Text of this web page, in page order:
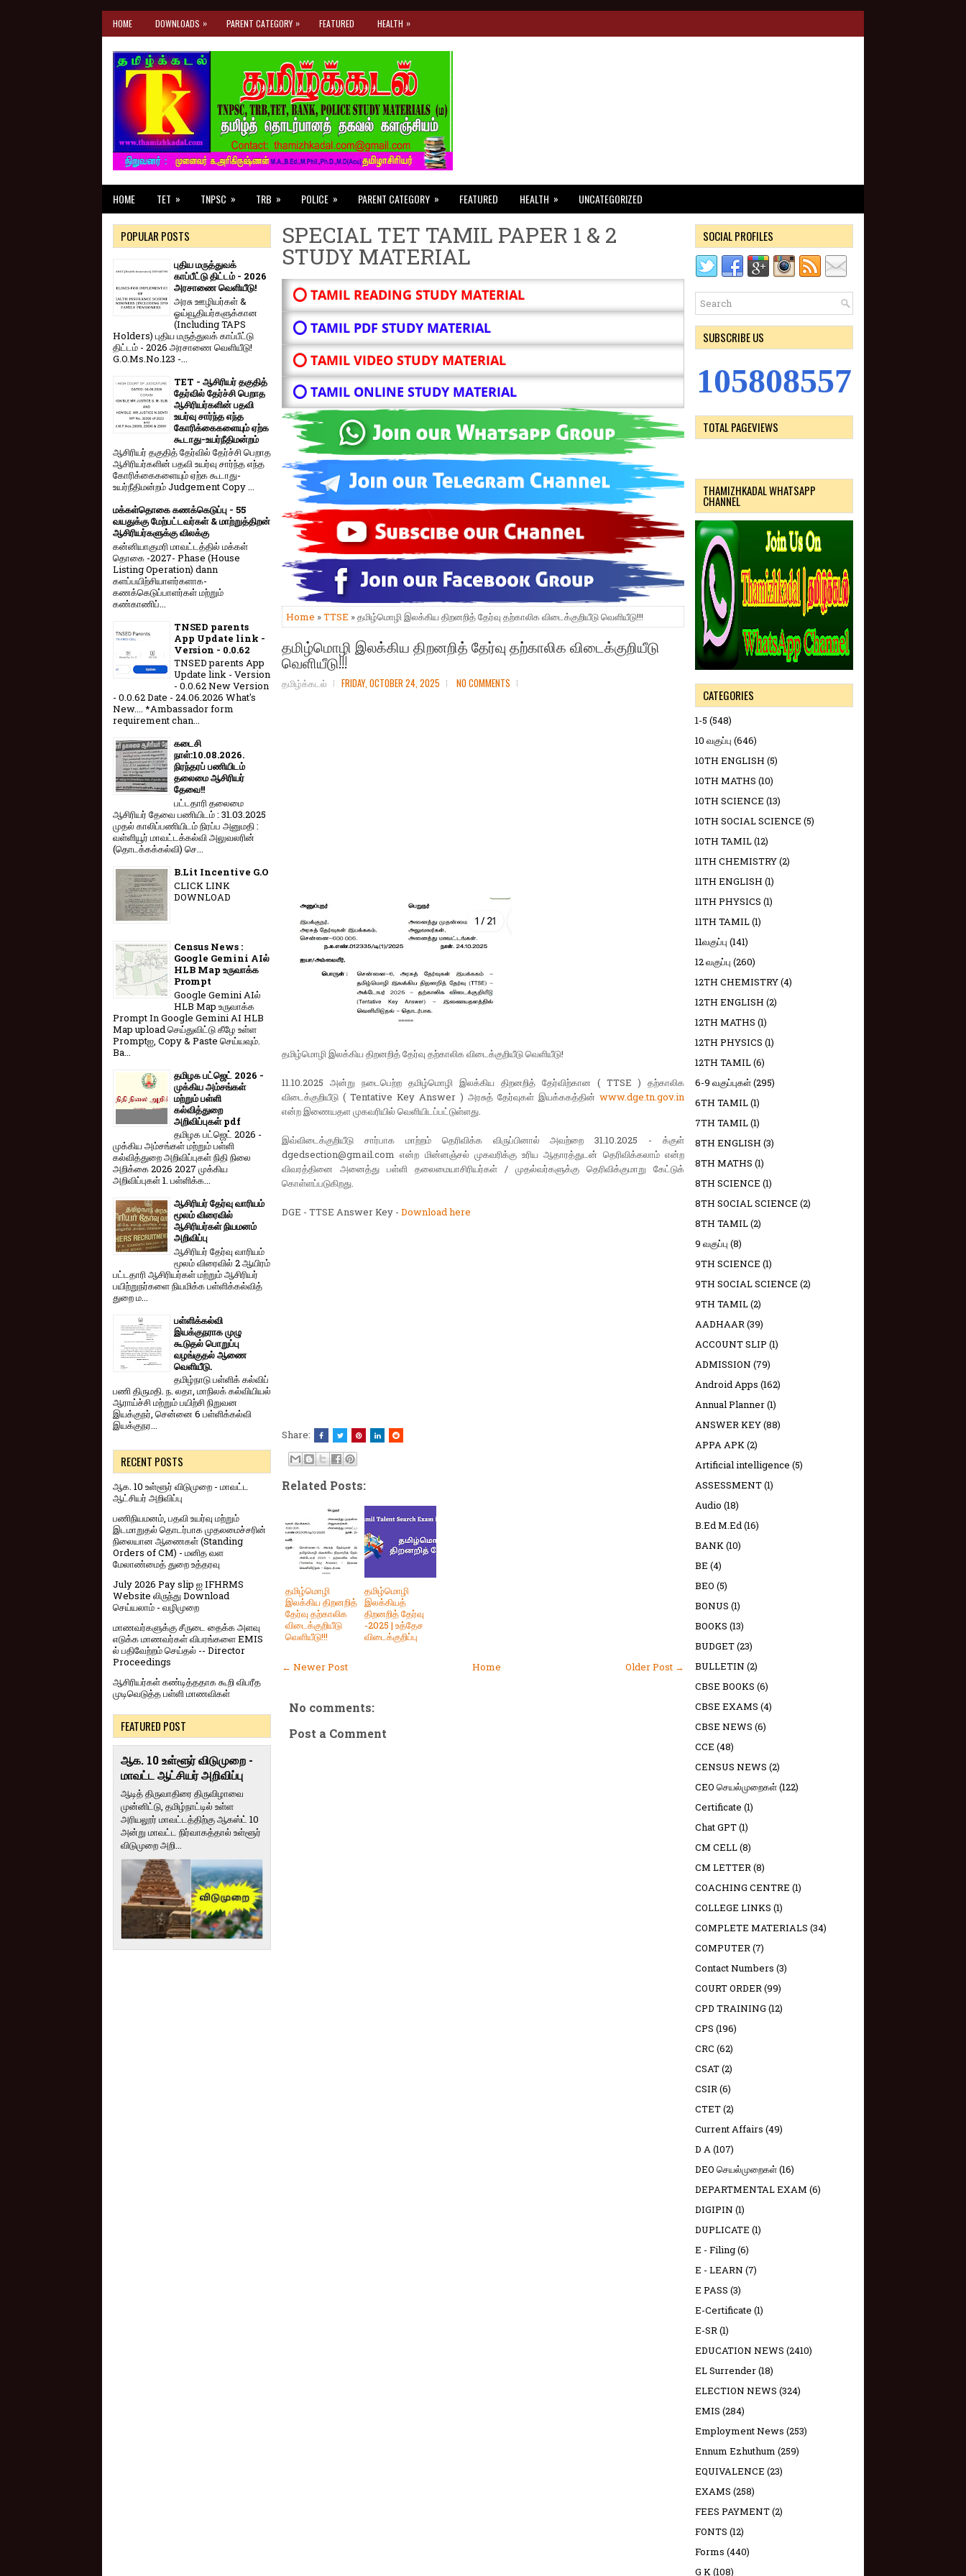
HOME DOWNLOADS » PARENT CATEGORY » FEATURED HEALTH »
HOME TET » TNPSC » TRB » POLICE » PARENT CATEGORY » FEATURED HEALTH » UNCATEGORIZED
SPECIAL TET TAMIL PAPER 1 & 2
STUDY MATERIAL
⭕ TAMIL READING STUDY MATERIAL
⭕ TAMIL PDF STUDY MATERIAL
⭕ TAMIL VIDEO STUDY MATERIAL
⭕ TAMIL ONLINE STUDY MATERIAL
Home »TTSE » தமிழ்மொழி இலக்கிய திறனறித் தேர்வு தற்காலிக விடைக்குறியீடு வெளியீடு!!!
தமிழ்மொழி இலக்கிய திறனறித் தேர்வு தற்காலிக விடைக்குறியீடு
வெளியீடு!!!
தமிழ்க்கடல் FRIDAY, OCTOBER 24, 2025 NO COMMENTS
தமிழ்மொழி இலக்கிய திறனறித் தேர்வு தற்காலிக விடைக்குறியீடு வெளியீடு!
11.10.2025 அன்று நடைபெற்ற தமிழ்மொழி இலக்கிய திறனறித் தேர்விற்கான ( TTSE ) தற்காலிக
விடைக்குறியீடு ( Tentative Key Answer ) அரசுத் தேர்வுகள் இயக்ககத்தின் www.dge.tn.gov.in
என்ற இணையதள முகவரியில் வெளியிடப்பட்டுள்ளது.
இவ்விடைக்குறியீடு சார்பாக மாற்றம் தெரிவிக்க விருப்பினால் அவற்றை 31.10.2025 - க்குள்
dgedsection@gmail.com என்ற மின்னஞ்சல் முகவரிக்கு உரிய ஆதாரத்துடன் தெரிவிக்கலாம் என்ற
விவரத்தினை அனைத்து பள்ளி தலைமையாசிரியர்கள் / முதல்வர்களுக்கு தெரிவிக்குமாறு கேட்டுக்
கொள்ளப்படுகிறது.
DGE - TTSE Answer Key - Download here
Share:
Related Posts:
தமிழ்மொழி
இலக்கிய திறனறித்
தேர்வு தற்காலிக
விடைக்குறியீடு
வெளியீடு!!!
தமிழ்மொழி
இலக்கியத்
திறனறித் தேர்வு
-2025 | உத்தேச
விடைக்குறிப்பு
← Newer Post Older Post →
Home
No comments:
Post a Comment
POPULAR POSTS
புதிய மருத்துவக்
காப்பீட்டு திட்டம் - 2026
அரசாணை வெளியீடு!
அரசு ஊழியர்கள் &
ஓய்வூதியர்களுக்கான
(Including TAPS
Holders) புதிய மருத்துவக் காப்பீட்டு
திட்டம் - 2026 அரசாணை வெளியீடு!
G.O.Ms.No.123 -...
TET - ஆசிரியர் தகுதித்
தேர்வில் தேர்ச்சி பெறாத
ஆசிரியர்களின் பதவி
உயர்வு சார்ந்த எந்த
கோரிக்கைகளையும் ஏற்க
கூடாது-உயர்நீதிமன்றம்
ஆசிரியர் தகுதித் தேர்வில் தேர்ச்சி பெறாத
ஆசிரியர்களின் பதவி உயர்வு சார்ந்த எந்த
கோரிக்கைகளையும் ஏற்க கூடாது-
உயர்நீதிமன்றம் Judgement Copy ...
மக்கள்தொகை கணக்கெடுப்பு - 55
வயதுக்கு மேற்பட்டவர்கள் & மாற்றுத்திறன்
ஆசிரியர்களுக்கு விலக்கு
கன்னியாகுமரி மாவட்டத்தில் மக்கள்
தொகை -2027- Phase (House
Listing Operation) dann
களப்பயிற்சியாளர்களாக-
கணக்கெடுப்பாளர்கள் மற்றும்
கண்காணிப்...
TNSED parents
App Update link -
Version - 0.0.62
TNSED parents App
Update link - Version
- 0.0.62 New Version
- 0.0.62 Date - 24.06.2026 What's
New.... *Ambassador form
requirement chan...
கடைசி
நாள்:10.08.2026.
நிரந்தரப் பணியிடம்
தலைமை ஆசிரியர்
தேவை!!
பட்டதாரி தலைமை
ஆசிரியர் தேவை பணியிடம் : 31.03.2025
முதல் காலிப்பணியிடம் நிரப்ப அனுமதி :
வள்ளியூர் மாவட்டக்கல்வி அலுவலரின்
(தொடக்கக்கல்வி) செ...
B.Lit Incentive G.O
CLICK LINK
DOWNLOAD
Census News :
Google Gemini AIல்
HLB Map உருவாக்க
Prompt
Google Gemini AIல்
HLB Map உருவாக்க
Prompt In Google Gemini AI HLB
Map upload செய்துவிட்டு கீழே உள்ள
Promptஐ, Copy & Paste செய்யவும்.
Ba...
தமிழக பட்ஜெட் 2026 -
முக்கிய அம்சங்கள்
மற்றும் பள்ளி
கல்வித்துறை
அறிவிப்புகள் pdf
தமிழக பட்ஜெட் 2026 -
முக்கிய அம்சங்கள் மற்றும் பள்ளி
கல்வித்துறை அறிவிப்புகள் நிதி நிலை
அறிக்கை 2026 2027 முக்கிய
அறிவிப்புகள் 1. பள்ளிக்க...
ஆசிரியர் தேர்வு வாரியம்
மூலம் விரைவில்
ஆசிரியர்கள் நியமனம்
அறிவிப்பு
ஆசிரியர் தேர்வு வாரி​யம்
மூலம் விரை​வில் 2 ஆயிரம்
பட்​ட​தாரி ஆசிரியர்​கள் மற்​றும் ஆசிரியர்
பயிற்றுநர்​களை நியமிக்க பள்​ளிக்​கல்​வித்​
துறை ம...
பள்ளிக்கல்வி
இயக்குநராக முழு
கூடுதல் பொறுப்பு
வழங்குதல் ஆணை
வெளியீடு.
தமிழ்நாடு பள்ளிக் கல்விப்
பணி திருமதி. ந. லதா, மாநிலக் கல்வியியல்
ஆராய்ச்சி மற்றும் பயிற்சி நிறுவன
இயக்குநர், சென்னை 6 பள்ளிக்கல்வி
இயக்குநர...
RECENT POSTS
ஆக. 10 உள்ளூர் விடுமுறை - மாவட்ட
ஆட்சியர் அறிவிப்பு
பணிநியமனம், பதவி உயர்வு மற்றும்
இடமாறுதல் தொடர்பாக முதலமைச்சரின்
நிலையான ஆணைகள் (Standing
Orders of CM) - மனித வள
மேலாண்மைத் துறை உத்தரவு
July 2026 Pay slip ஐ IFHRMS
Website லிருந்து Download
செய்யலாம் - வழிமுறை
மாணவர்களுக்கு சீருடை தைக்க அளவு
எடுக்க மாணவர்கள் விபரங்களை EMIS
ல் பதிவேற்றம் செய்தல் -- Director
Proceedings
ஆசிரியர்கள் கண்டித்ததாக கூறி விபரீத
முடிவெடுத்த பள்ளி மாணவிகள்
FEATURED POST
ஆக. 10 உள்ளூர் விடுமுறை -
மாவட்ட ஆட்சியர் அறிவிப்பு
ஆடித் திருவாதிரை திருவிழாவை
முன்னிட்டு, தமிழ்நாட்டில் உள்ள
அரியலூர் மாவட்டத்திற்கு ஆகஸ்ட் 10
அன்று மாவட்ட நிர்வாகத்தால் உள்ளூர்
விடுமுறை அறி...
SOCIAL PROFILES
SUBSCRIBE US
105808557
TOTAL PAGEVIEWS
THAMIZHKADAL WHATSAPP
CHANNEL
CATEGORIES
1-5 (548)
10 வகுப்பு (646)
10TH ENGLISH (5)
10TH MATHS (10)
10TH SCIENCE (13)
10TH SOCIAL SCIENCE (5)
10TH TAMIL(12)
11TH CHEMISTRY(2)
11TH ENGLISH (1)
11TH PHYSICS (1)
11TH TAMIL(1)
11வகுப்பு (141)
12 வகுப்பு (260)
12TH CHEMISTRY(4)
12TH ENGLISH (2)
12TH MATHS (1)
12TH PHYSICS (1)
12TH TAMIL(6)
6-9 வகுப்புகள்(295)
6TH TAMIL(1)
7TH TAMIL(1)
8TH ENGLISH (3)
8TH MATHS (1)
8TH SCIENCE (1)
8TH SOCIAL SCIENCE (2)
8TH TAMIL(2)
9 வகுப்பு (8)
9TH SCIENCE (1)
9TH SOCIAL SCIENCE (2)
9TH TAMIL(2)
AADHAAR(39)
ACCOUNT SLIP (1)
ADMISSION (79)
Android Apps (162)
Annual Planner(1)
ANSWER KEY(88)
APPA APK(2)
Artificial intelligence (5)
ASSESSMENT(1)
Audio (18)
B.Ed M.Ed(16)
BANK(10)
BE (4)
BEO (5)
BONUS (1)
BOOKS (13)
BUDGET(23)
BULLETIN (2)
CBSE BOOKS (6)
CBSE EXAMS (4)
CBSE NEWS (6)
CCE (48)
CENSUS NEWS (2)
CEO செயல்முறைகள்(122)
Certificate (1)
Chat GPT(1)
CM CELL(8)
CM LETTER(8)
COACHING CENTRE (1)
COLLEGE LINKS (1)
COMPLETE MATERIALS (34)
COMPUTER(7)
Contact Numbers (3)
COURT ORDER(99)
CPD TRAINING (12)
CPS (196)
CRC (62)
CSAT(2)
CSIR(6)
CTET(2)
Current Affairs (49)
D A(107)
DEO செயல்முறைகள்(16)
DEPARTMENTAL EXAM (6)
DIGIPIN (1)
DUPLICATE (1)
E - Filing(6)
E - LEARN (7)
E PASS (3)
E-Certificate (1)
E-SR(1)
EDUCATION NEWS (2410)
EL Surrender(18)
ELECTION NEWS (324)
EMIS (284)
Employment News (253)
Ennum Ezhuthum (259)
EQUIVALENCE (23)
EXAMS (258)
FEES PAYMENT(2)
FONTS (12)
Forms (440)
G K(108)